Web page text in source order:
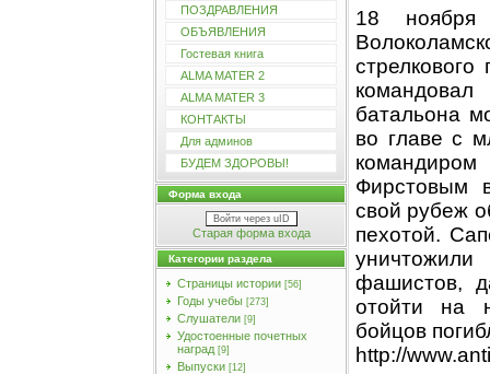
ПОЗДРАВЛЕНИЯ
ОБЪЯВЛЕНИЯ
Гостевая книга
ALMA MATER 2
ALMA MATER 3
КОНТАКТЫ
Для админов
БУДЕМ ЗДОРОВЫ!
Форма входа
Войти через uID
Старая форма входа
Категории раздела
Страницы истории [56]
Годы учебы [273]
Слушатели [9]
Удостоенные почетных
наград [9]
Выпуски [12]
18
батальона
во главе с
Фирстовым
свой рубеж
пехотой.
фашистов,
отойти на
бойцов
http://